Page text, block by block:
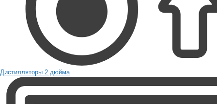
Дистилляторы 2 дюйма